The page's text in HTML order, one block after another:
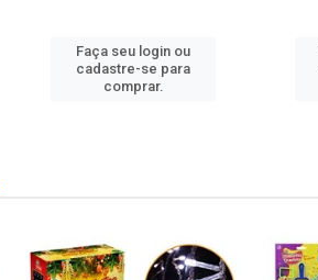
Faça seu login ou
cadastre-se para
comprar.